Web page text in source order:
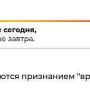
сегодня,
завтра.
признанием